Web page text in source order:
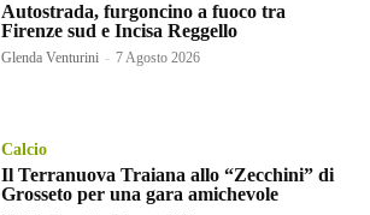
Autostrada, furgoncino a fuoco tra
Firenze sud e Incisa Reggello
Glenda Venturini - 7 Agosto 2026
Calcio
Il Terranuova Traiana allo “Zecchini” di
Grosseto per una gara amichevole